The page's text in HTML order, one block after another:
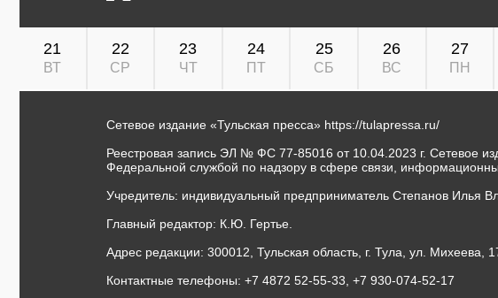
21
ВТ
22
СР
23
ЧТ
24
ПТ
25
СБ
26
ВС
27
ПН
Сетевое издание «Тульская пресса» https://tulapressa.ru/
Реестровая запись ЭЛ № ФС 77-85016 от 10.04.2023 г. Сетевое
Федеральной службой по надзору в сфере связи,
Учредитель: индивидуальный предприниматель Степанов Илья
Главный редактор: К.Ю. Гертье.
Адрес редакции: 300012, Тульская область, г. Тула, ул. Михеева,
Контактные телефоны: +7 4872 52-55-33, +7 930-074-52-17